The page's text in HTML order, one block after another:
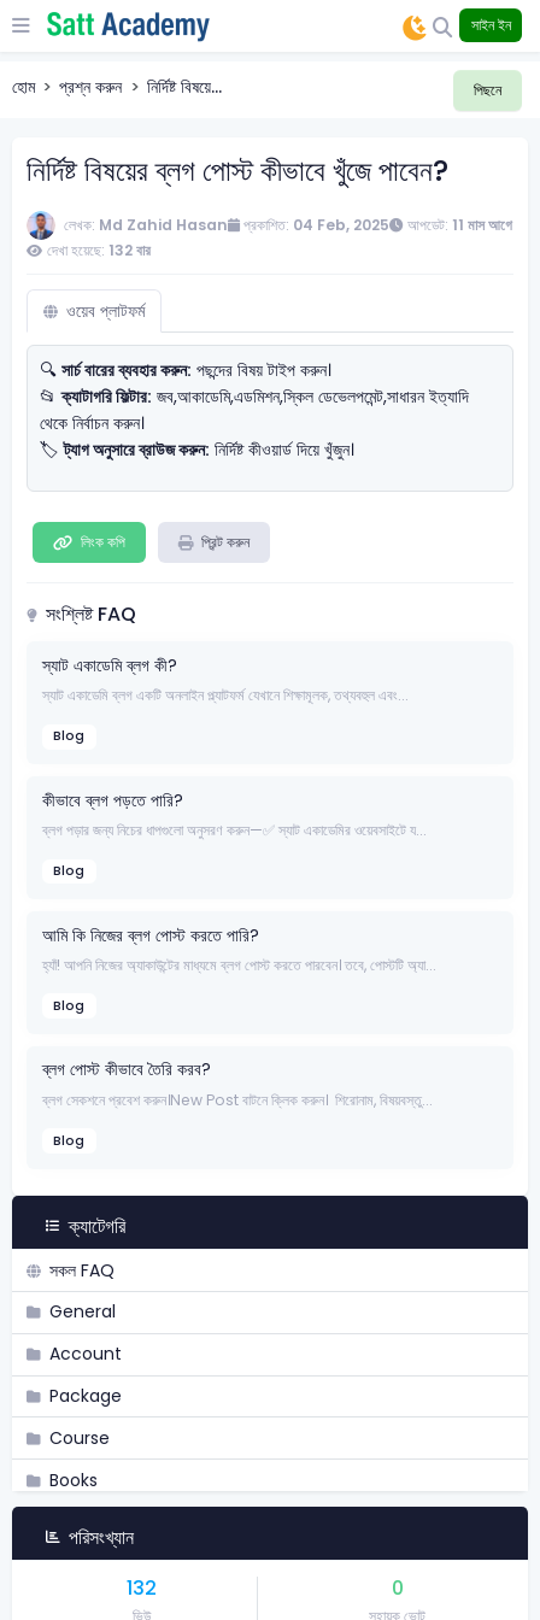
সাইন ইন
হোম প্রশ্ন করুন নির্দিষ্ট বিষয়ে... পিছনে
নির্দিষ্ট বিষয়ের ব্লগ পোস্ট কীভাবে খুঁজে পাবেন?
লেখক: Md Zahid Hasan প্রকাশিত: 04 Feb, 2025 আপডেট: 11 মাস আগে
দেখা হয়েছে: 132 বার
ওয়েব প্লাটফর্ম
🔍 সার্চ বারের ব্যবহার করুন: পছন্দের বিষয় টাইপ করুন।
📂ক্যাটাগরি ফিল্টার: জব,আকাডেমি,এডমিশন,স্কিল ডেভেলপমেন্ট,সাধারন ইত্যাদি
থেকে নির্বাচন করুন।
🏷ট্যাগ অনুসারে ব্রাউজ করুন: নির্দিষ্ট কীওয়ার্ড দিয়ে খুঁজুন।
লিংক কপি প্রিন্ট করুন
সংশ্লিষ্ট FAQ
স্যাট একাডেমি ব্লগ কী?
স্যাট একাডেমি ব্লগ একটি অনলাইন প্ল্যাটফর্ম যেখানে শিক্ষামূলক, তথ্যবহুল এবং...
Blog
কীভাবে ব্লগ পড়তে পারি?
ব্লগ পড়ার জন্য নিচের ধাপগুলো অনুসরণ করুন—✅ স্যাট একাডেমির ওয়েবসাইটে য...
Blog
আমি কি নিজের ব্লগ পোস্ট করতে পারি?
হ্যাঁ! আপনি নিজের অ্যাকাউন্টের মাধ্যমে ব্লগ পোস্ট করতে পারবেন। তবে, পোস্টটি অ্যা...
Blog
ব্লগ পোস্ট কীভাবে তৈরি করব?
ব্লগ সেকশনে প্রবেশ করুন।New Post বাটনে ক্লিক করুন। শিরোনাম, বিষয়বস্তু...
Blog
ক্যাটেগরি
সকল FAQ
General
Account
Package
Course
Books
Admission
Job Assistant
পরিসংখ্যান
132
ভিউ
0
সহায়ক ভোট